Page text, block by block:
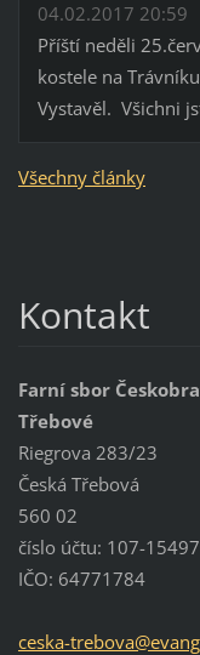
04.02.2017 20:59
Příští neděli
kostele na
Vystavěl. Všichni
Všechny články
Kontakt
Farní sbor
Třebové
Riegrova 283/23
Česká Třebová
560 02
číslo účtu: 107-
IČO: 64771784
ceska-trebova@ev